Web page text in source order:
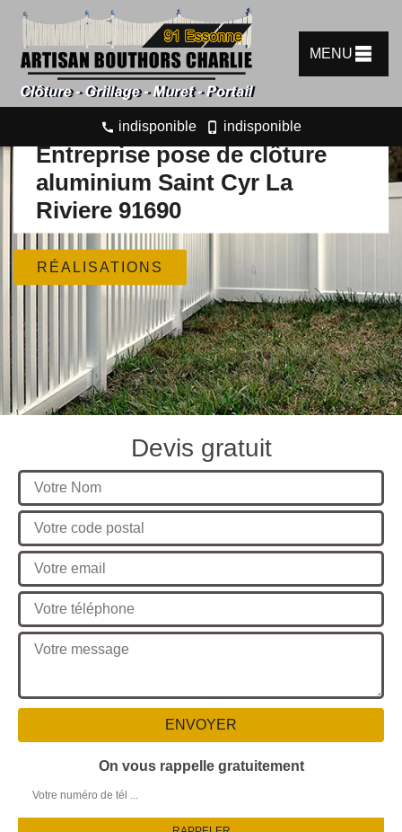
MENU
indisponible indisponible
Entreprise pose de clôture
aluminium Saint Cyr La
Riviere 91690
RÉALISATIONS
Devis gratuit
On vous rappelle gratuitement